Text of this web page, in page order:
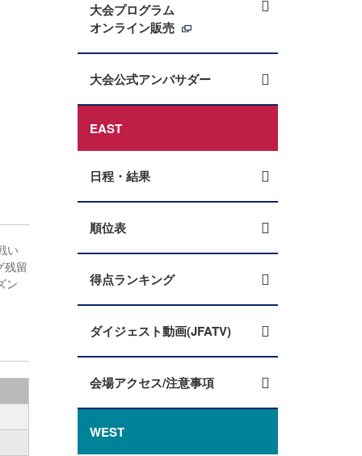
い
残留
ン
大会プログラム
オンライン販売
大会公式アンバサダー
EAST
日程・結果
順位表
得点ランキング
ダイジェスト動画(JFATV)
会場アクセス/注意事項
WEST